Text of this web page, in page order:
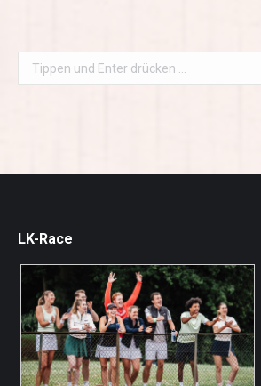
Search:
LK-Race